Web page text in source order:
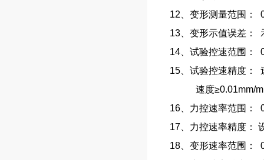
12、变形测量范围：
13、变形示值误差：
14、试验控速范围：
15、试验控速精度：
速度≥0.01mm/
16、 力控速率范围 ：
17、力控速率精度：
18、 变形速率范围 ：